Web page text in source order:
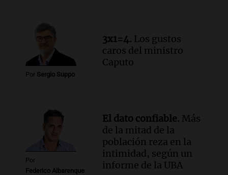
Episodios
Por Sergio Suppo
3x1=4. Los gustos
caros del ministro
Caputo
Por
Federico Albarenque
El dato confiable. Más
de la mitad de la
población reza en la
intimidad, según un
informe de la UBA